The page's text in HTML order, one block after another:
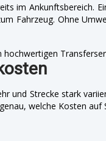
im Ankunftsbereich.
Fahrzeug. Ohne
hochwertigen
und Strecke stark
welche Kosten auf